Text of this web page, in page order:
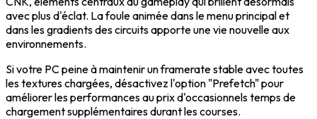
avec plus d'éclat. La foule animée dans le menu principal et
dans les gradients des circuits apporte une vie nouvelle aux
environnements.
Si votre PC peine à maintenir un framerate stable avec toutes
les textures chargées, désactivez l'option "Prefetch" pour
améliorer les performances au prix d'occasionnels temps de
chargement supplémentaires durant les courses.